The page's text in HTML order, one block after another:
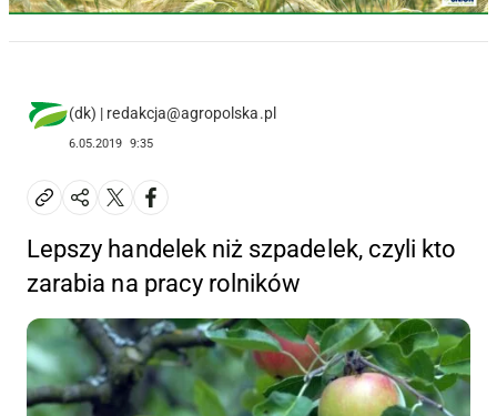
(dk) | redakcja@agropolska.pl
6.05.2019 9:35
Lepszy handelek niż szpadelek, czyli kto
zarabia na pracy rolników